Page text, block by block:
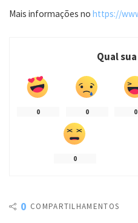
Mais informações no https://
Qual
0 0 0
0
0 COMPARTILHAMENTOS